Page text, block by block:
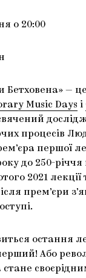
о 20:00
Бетховена» —
Music Days і
процесів
першої
до 250-річчя
2021
прем’єри
остання
Або